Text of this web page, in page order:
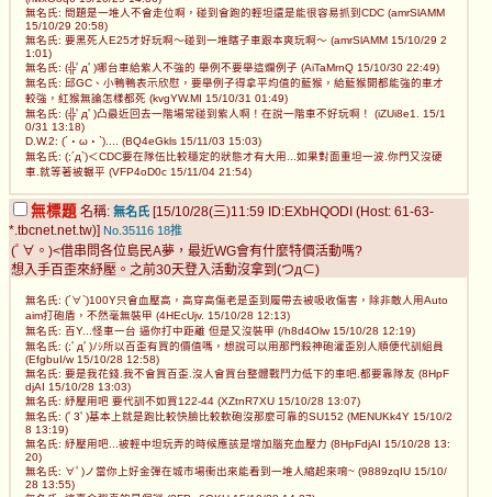
無名氏: 問題是一堆人不會走位啊，碰到會跑的輕坦還是能很容易抓到CDC (amrSlAMM
15/10/29 20:58)
無名氏: 要黑死人E25才好玩啊～碰到一堆瞎子車跟本爽玩啊～ (amrSlAMM 15/10/29 2
1:01)
無名氏: (╬ﾟдﾟ)哪台車給紫人不強的 舉例不要舉這爛例子 (AiTaMrnQ 15/10/30 22:49)
無名氏: 邱GC、小鴨鴨表示欣慰，要舉例子得拿平均值的藍猴，給藍猴開都能強的車才
較強，紅猴無論怎樣都死 (kvgYW.MI 15/10/31 01:49)
無名氏: (╬ﾟдﾟ)凸最近回去一階場常碰到紫人啊！在說一階車不好玩啊！ (iZUi8e1. 15/1
0/31 13:18)
D.W.2: (´・ω・`).... (BQ4eGkls 15/11/03 15:03)
無名氏: (;´д`)＜CDC要在隊伍比較穩定的狀態才有大用...如果對面重坦一波.你門又沒硬
車.就等著被輾平 (VFP4oD0c 15/11/04 21:54)
無標題 名稱: 無名氏 [15/10/28(三)11:59 ID:EXbHQODI (Host: 61-63-
*.tbcnet.net.tw)] No.35116 18推
(ﾟ∀。)<借串問各位島民A夢，最近WG會有什麼特價活動嗎?
想入手百歪來紓壓。之前30天登入活動沒拿到(つд⊂)
無名氏: (´∀`)100Y只會血壓高，高穿高傷老是歪到履帶去被吸收傷害，除非敵人用Auto
aim打砲盾，不然毫無裝甲 (4HEcUjv. 15/10/28 12:13)
無名氏: 百Y...怪車一台 逼你打中距離 但是又沒裝甲 (/h8d4Olw 15/10/28 12:19)
無名氏: (;ﾟдﾟ)ﾉｼ所以百歪有買的價值嗎，想說可以用那門殺神砲灌歪別人順便代訓組員
(EfgbuI/w 15/10/28 12:58)
無名氏: 要是我花錢.我不會買百歪.沒人會買台整體戰鬥力低下的車吧.都要靠隊友 (8HpF
djAI 15/10/28 13:03)
無名氏: 紓壓用吧 要代訓不如買122-44 (XZtnR7XU 15/10/28 13:07)
無名氏: (ﾟ3ﾟ)基本上就是跑比較快臉比較軟砲沒那麼可靠的SU152 (MENUKk4Y 15/10/2
8 13:19)
無名氏: 紓壓用吧...被輕中坦玩弄的時候應該是增加腦充血壓力 (8HpFdjAI 15/10/28 13:
20)
無名氏: ∀ﾟ)ノ當你上好金彈在城市場衝出來能看到一堆人縮起來唷~ (9889zqIU 15/10/
28 13:55)